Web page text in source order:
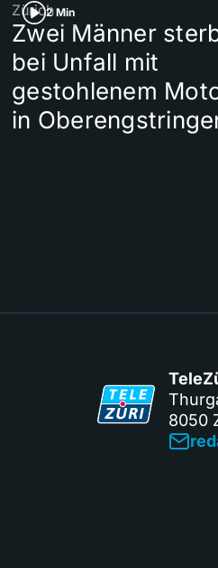
2 Min
Zürich
Zwei Männer
bei Unfall mit
gestohlenem
in
8050